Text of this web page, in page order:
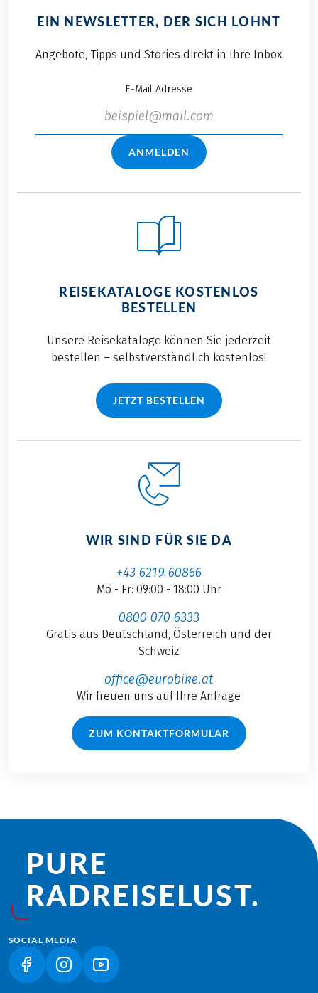
EIN NEWSLETTER, DER SICH LOHNT
Angebote, Tipps und Stories direkt in Ihre Inbox
E-Mail Adresse
ANMELDEN
REISEKATALOGE KOSTENLOS
BESTELLEN
Unsere Reisekataloge können Sie jederzeit
bestellen – selbstverständlich kostenlos!
JETZT BESTELLEN
WIR SIND FÜR SIE DA
+43 6219 60866
Mo - Fr: 09:00 - 18:00 Uhr
0800 070 6333
Gratis aus Deutschland, Österreich und der
Schweiz
office@eurobike.at
Wir freuen uns auf Ihre Anfrage
ZUM KONTAKTFORMULAR
PURE
RADREISE­LUST.
SOCIAL MEDIA
(LINK ÖFFNET IN NEUEM TAB)
(LINK ÖFFNET IN NEUEM TAB)
(LINK ÖFFNET IN NEUEM TAB)